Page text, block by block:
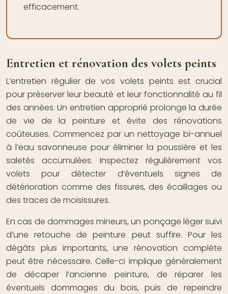
efficacement.
Entretien et rénovation des volets peints
L’entretien régulier de vos volets peints est crucial
pour préserver leur beauté et leur fonctionnalité au fil
des années. Un entretien approprié prolonge la durée
de vie de la peinture et évite des rénovations
coûteuses. Commencez par un nettoyage bi-annuel
à l’eau savonneuse pour éliminer la poussière et les
saletés accumulées. Inspectez régulièrement vos
volets pour détecter d’éventuels signes de
détérioration comme des fissures, des écaillages ou
des traces de moisissures.
En cas de dommages mineurs, un ponçage léger suivi
d’une retouche de peinture peut suffire. Pour les
dégâts plus importants, une rénovation complète
peut être nécessaire. Celle-ci implique généralement
de décaper l’ancienne peinture, de réparer les
éventuels dommages du bois, puis de repeindre